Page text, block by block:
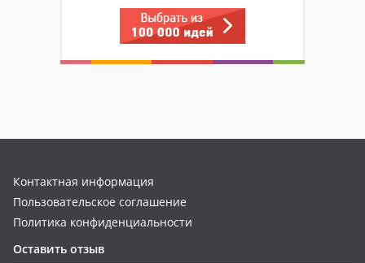
Контактная информация
Пользовательское соглашение
Политика конфиденциальности
Оставить отзыв